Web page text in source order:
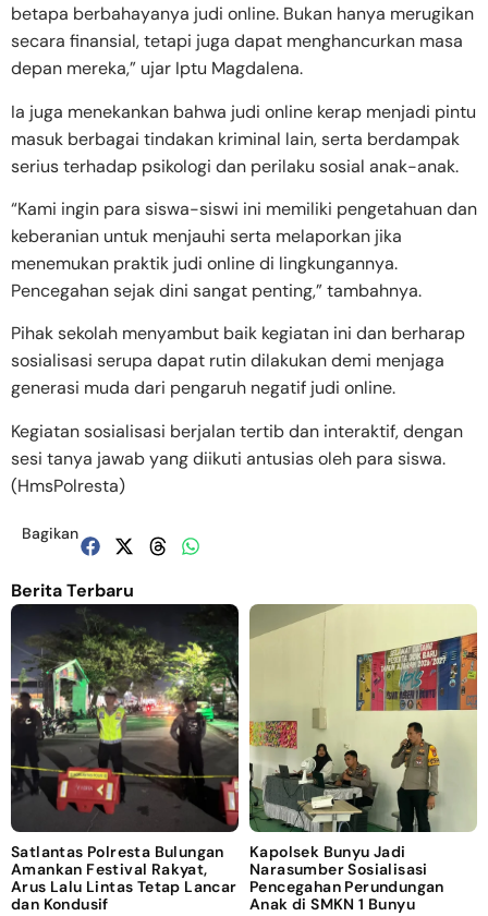
betapa berbahayanya judi online. Bukan hanya merugikan
secara finansial, tetapi juga dapat menghancurkan masa
depan mereka,” ujar Iptu Magdalena.
Ia juga menekankan bahwa judi online kerap menjadi pintu
masuk berbagai tindakan kriminal lain, serta berdampak
serius terhadap psikologi dan perilaku sosial anak-anak.
“Kami ingin para siswa-siswi ini memiliki pengetahuan dan
keberanian untuk menjauhi serta melaporkan jika
menemukan praktik judi online di lingkungannya.
Pencegahan sejak dini sangat penting,” tambahnya.
Pihak sekolah menyambut baik kegiatan ini dan berharap
sosialisasi serupa dapat rutin dilakukan demi menjaga
generasi muda dari pengaruh negatif judi online.
Kegiatan sosialisasi berjalan tertib dan interaktif, dengan
sesi tanya jawab yang diikuti antusias oleh para siswa.
(HmsPolresta)
Bagikan
Berita Terbaru
Satlantas Polresta Bulungan
Amankan Festival Rakyat,
Arus Lalu Lintas Tetap Lancar
dan Kondusif
Kapolsek Bunyu Jadi
Narasumber Sosialisasi
Pencegahan Perundungan
Anak di SMKN 1 Bunyu